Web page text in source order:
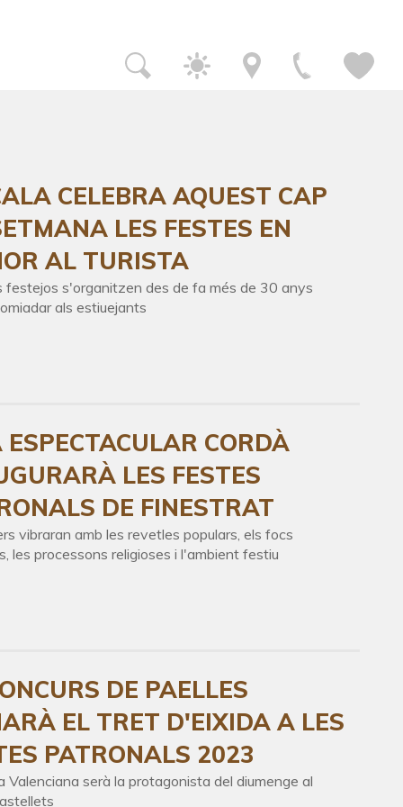
als que
A més,
la bellesa
possible.
amb
nort
de
que
CELEBRA AQUEST CAP
LES FESTES EN
AL TURISTA
festejos s'organitzen des de fa més de 30 anys
als estiuejants
ESPECTACULAR CORDÀ
LES FESTES
DE FINESTRAT
vibraran amb les revetles populars, els focs
les processons religioses i l'ambient festiu
DE PAELLES
EL TRET D'EIXIDA A LES
PATRONALS 2023
Valenciana serà la protagonista del diumenge al